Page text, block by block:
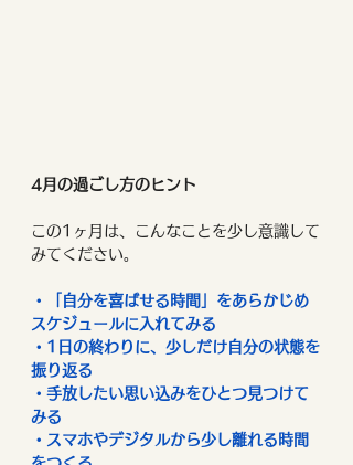
4月の過ごし方のヒント
この1ヶ月は、こんなことを少し意識して
みてください。
・「自分を喜ばせる時間」をあらかじめ
スケジュールに入れてみる
・1日の終わりに、少しだけ自分の状態を
振り返る
・手放したい思い込みをひとつ見つけて
みる
・スマホやデジタルから少し離れる時間